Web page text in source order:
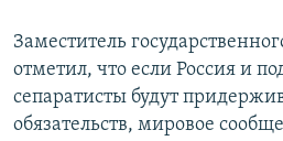
Заместитель
отметил, что если Россия и
сепаратисты будут
обязательств, мировое